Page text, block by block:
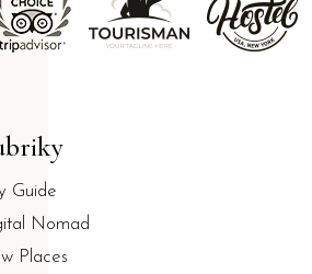
Guide
Nomad
Places